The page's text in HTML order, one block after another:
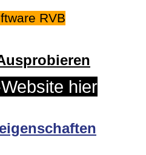
RVB
hier